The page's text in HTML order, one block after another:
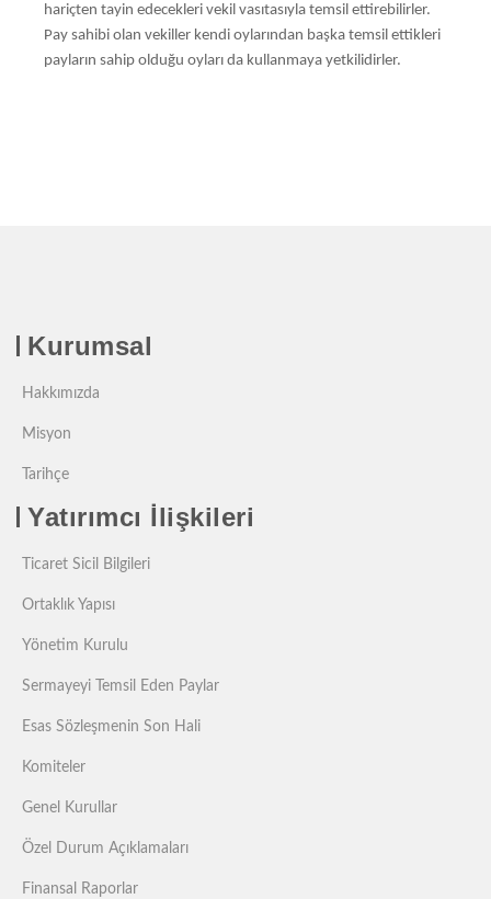
hariçten tayin edecekleri vekil vasıtasıyla temsil ettirebilirler.
Pay sahibi olan vekiller kendi oylarından başka temsil ettikleri
payların sahip olduğu oyları da kullanmaya yetkilidirler.
Kurumsal
Hakkımızda
Misyon
Tarihçe
Yatırımcı İlişkileri
Ticaret Sicil Bilgileri
Ortaklık Yapısı
Yönetim Kurulu
Sermayeyi Temsil Eden Paylar
Esas Sözleşmenin Son Hali
Komiteler
Genel Kurullar
Özel Durum Açıklamaları
Finansal Raporlar